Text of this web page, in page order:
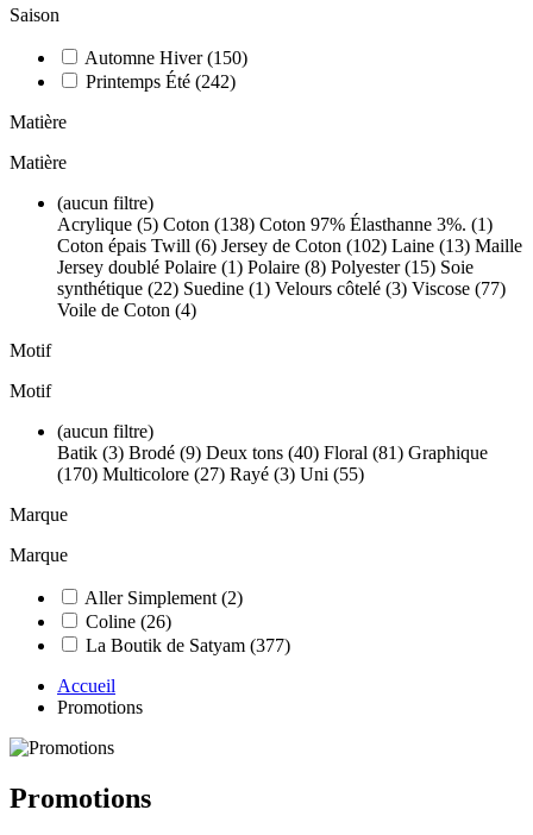
Saison
Automne Hiver(150)
Printemps Été (242)
Matière
Matière
(aucun filtre)
Acrylique (5) Coton (138) Coton 97% Élasthanne 3%. (1)
Coton épais Twill (6) Jersey de Coton (102) Laine (13) Maille
Jersey doublé Polaire (1) Polaire (8) Polyester (15) Soie
synthétique (22) Suedine (1) Velours côtelé (3) Viscose (77)
Voile de Coton (4)
Motif
Motif
(aucun filtre)
Batik (3) Brodé (9) Deux tons (40) Floral (81) Graphique
(170) Multicolore (27) Rayé (3) Uni (55)
Marque
Marque
Aller Simplement (2)
Coline (26)
La Boutik de Satyam (377)
Accueil
Promotions
Promotions